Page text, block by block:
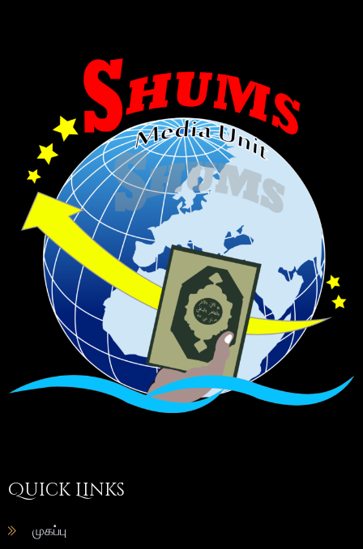
Quick Links
முகப்பு